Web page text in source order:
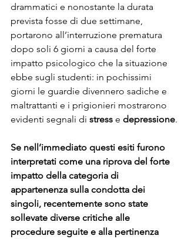
drammatici e nonostante la durata
prevista fosse di due settimane,
portarono all’interruzione prematura
dopo soli 6 giorni a causa del forte
impatto psicologico che la situazione
ebbe sugli studenti: in pochissimi
giorni le guardie divennero sadiche e
maltrattanti e i prigionieri mostrarono
evidenti segnali di stress e depressione.
Se nell’immediato questi esiti furono
interpretati come una riprova del forte
impatto della categoria di
appartenenza sulla condotta dei
singoli, recentemente sono state
sollevate diverse critiche alle
procedure seguite e alla pertinenza